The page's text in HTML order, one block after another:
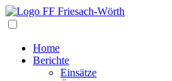
Home
Berichte
Einsätze